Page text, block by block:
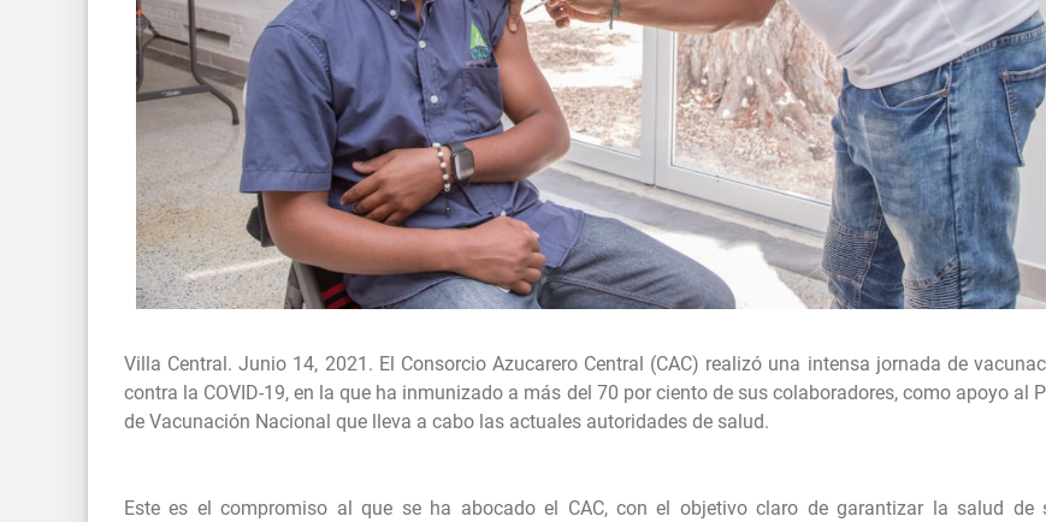
Villa Central. Junio 14, 2021. El Consorcio Azucarero Central (CAC) realizó una intensa jornada de
contra la COVID-19, en la que ha inmunizado a más del 70 por ciento de sus colaboradores, como apoyo al
de Vacunación Nacional que lleva a cabo las actuales autoridades de salud.
Este es el compromiso al que se ha abocado el CAC, con el objetivo claro de garantizar la salud de